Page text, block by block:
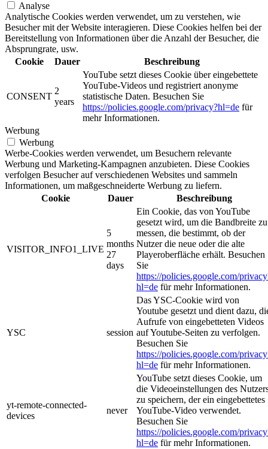
Analyse
Analytische Cookies werden verwendet, um zu verstehen, wie
Besucher mit der Website interagieren. Diese Cookies helfen bei der
Bereitstellung von Informationen über die Anzahl der Besucher, die
Absprungrate, usw.
Cookie
Dauer Beschreibung
CONSENT
2
years
YouTube setzt dieses Cookie über eingebettete
YouTube-Videos und registriert anonyme
statistische Daten. Besuchen Sie
https://policies.google.com/privacy?hl=de für
mehr Informationen.
Werbung
Werbung
Werbe-Cookies werden verwendet, um Besuchern relevante
Werbung und Marketing-Kampagnen anzubieten. Diese Cookies
verfolgen Besucher auf verschiedenen Websites und sammeln
Informationen, um maßgeschneiderte Werbung zu liefern.
Cookie
Dauer Beschreibung
VISITOR_INFO1_LIVE
5
months
27
days
Ein Cookie, das von YouTube
gesetzt wird, um die Bandbreite zu
messen, die bestimmt, ob der
Nutzer die neue oder die alte
Playeroberfläche erhält. Besuchen
Sie
https://policies.google.com/
hl=de für mehr Informationen.
YSC session
Das YSC-Cookie wird von
Youtube gesetzt und dient dazu,
Aufrufe von eingebetteten Videos
auf Youtube-Seiten zu verfolgen.
Besuchen Sie
https://policies.google.com/
hl=de für mehr Informationen.
yt-remote-connected-
devices
never
YouTube setzt dieses Cookie, um
die Videoeinstellungen des
zu speichern, der ein eingebettetes
YouTube-Video verwendet.
Besuchen Sie
https://policies.google.com/
hl=de für mehr Informationen.